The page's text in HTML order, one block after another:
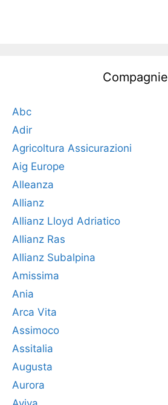
Compagnie
Abc
Adir
Agricoltura Assicurazioni
Aig Europe
Alleanza
Allianz
Allianz Lloyd Adriatico
Allianz Ras
Allianz Subalpina
Amissima
Ania
Arca Vita
Assimoco
Assitalia
Augusta
Aurora